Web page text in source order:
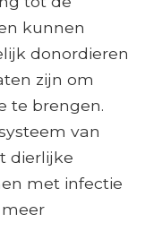
kunnen
donordieren
zijn om
te brengen.
van
dierlijke
met infectie